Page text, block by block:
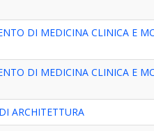
DI MEDICINA CLINICA E
DI MEDICINA CLINICA E
ARCHITETTURA